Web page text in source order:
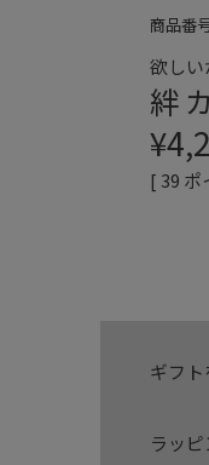
商品番
欲しい
絆
¥
[39 ポ
ギフ
ラッ